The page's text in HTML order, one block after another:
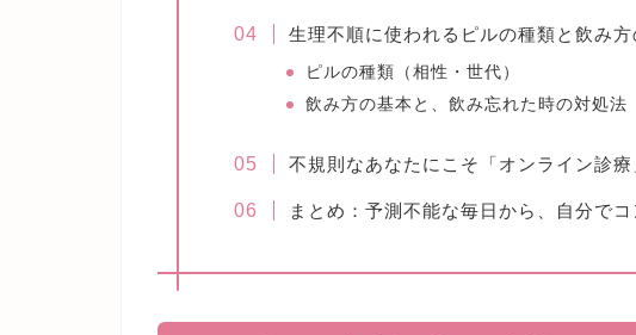
生理不順に使われるピルの種類と飲み方
ピルの種類（相性・世代）
飲み方の基本と、飲み忘れた時の対処法
不規則なあなたにこそ「オンライン診
まとめ：予測不能な毎日から、自分で